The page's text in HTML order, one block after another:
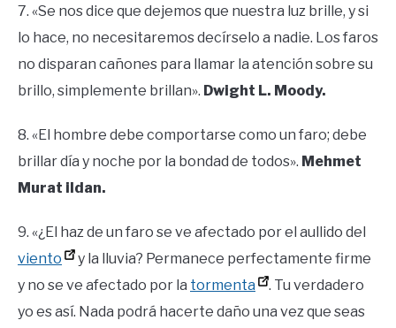
7. «Se nos dice que dejemos que nuestra luz brille, y si
lo hace, no necesitaremos decírselo a nadie. Los faros
no disparan cañones para llamar la atención sobre su
brillo, simplemente brillan». Dwight L. Moody.
8. «El hombre debe comportarse como un faro; debe
brillar día y noche por la bondad de todos». Mehmet
Murat ildan.
9. «¿El haz de un faro se ve afectado por el aullido del
viento
y la lluvia? Permanece perfectamente firme
y no se ve afectado por la tormenta
. Tu verdadero
yo es así. Nada podrá hacerte daño una vez que seas